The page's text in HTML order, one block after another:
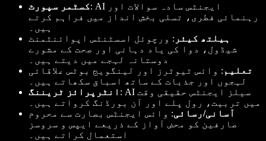
کسٹمر سپورٹ: AI ایجنٹس سادہ سوالات اور
رہنمائی فطری، تسلی بخش انداز میں فراہم کرتے
ہیں۔
ہیلتھ کیئر : ورچوئل اسسٹنٹس اپوائنٹمنٹ
شیڈول، دوا کی یاد دہانی اور صحت کے مشورے
دوستانہ لہجے میں دیتے ہیں۔
تعلیم : وائس ٹیوٹرز اور لینگویج بوٹس علاقائی
لہجوں اور جذبات کے ساتھ اسباق سکھاتے ہیں۔
انٹرپرائز ٹریننگ : AI سیلز ایجنٹس حقیقی وقت
میں تربیت، رول پلے اور آن بورڈنگ کرواتے ہیں۔
آسانی/رسائی: وائس ایجنٹس بصارت سے محروم
صارفین کو محض آواز کے ذریعے ایپس و سروسز
استعمال کراتے ہیں۔